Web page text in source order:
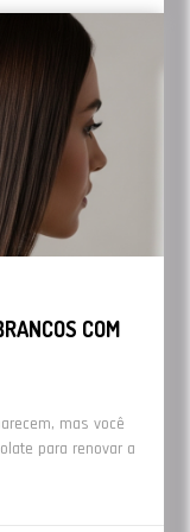
nossas dicas é
quiser saber
.
COM
mas você
para renovar a